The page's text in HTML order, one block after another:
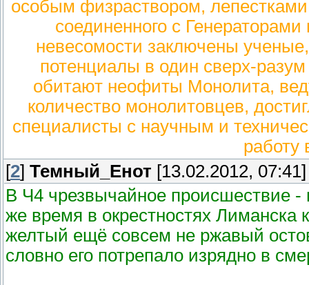
особым физраствором, лепестками
соединенного с
невесомости заключены
потенциалы в один сверх-
обитают неофиты Монолита,
количество монолитовцев,
специалисты с научным и
работу
[2] Темный_Енот [13.02.2012, 07:41]
В Ч4 чрезвычайное происшествие -
же время в окрестностях
желтый ещё совсем не ржавый
словно его потрепало изрядно в